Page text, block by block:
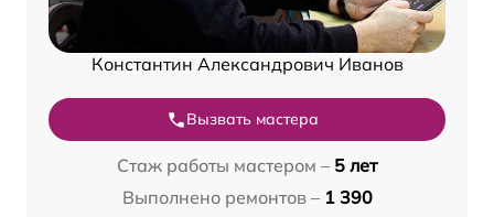
Константин Александрович Иванов
Вызвать мастера
Стаж работы мастером – 5 лет
Выполнено ремонтов – 1 390